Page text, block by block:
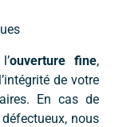
ouverture fine,
de votre
En cas de
nous